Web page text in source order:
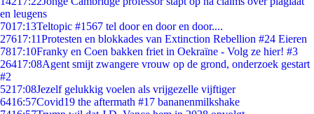
en leugens
7017:13Teltopic #1567 tel door en door en door....
27617:11Protesten en blokkades van Extinction Rebellion #24 Eieren
7817:10Franky en Coen bakken friet in Oekraïne - Volg ze hier! #3
26417:08Agent smijt zwangere vrouw op de grond, onderzoek gestart
#2
5217:08Jezelf gelukkig voelen als vrijgezelle vijftiger
6416:57Covid19 the aftermath #17 bananenmilkshake